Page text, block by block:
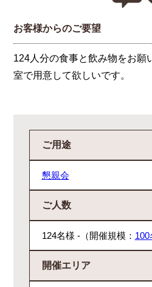
お客様からのご要望
124人分の食事と飲み物をお願
室で用意して欲しいです。
ご用途
懇親会
ご人数
124名様 -（開催規模： 100
開催エリア